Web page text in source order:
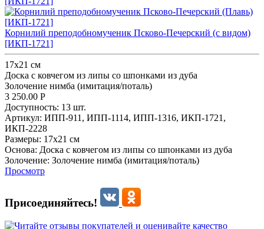
Корнилий преподобномученик Псково-Печерский (с видом)
[ИКП-1721]
17х21 см
Доска с ковчегом из липы со шпонками из дуба
Золочение нимба (имитация/поталь)
3 250.00 Р
Доступность: 13 шт.
Артикул: ИПП-911, ИПП-1114, ИПП-1316, ИКП-1721,
ИКП-2228
Размеры: 17х21 см
Основа: Доска с ковчегом из липы со шпонками из дуба
Золочение: Золочение нимба (имитация/поталь)
Просмотр
Присоединяйтесь!